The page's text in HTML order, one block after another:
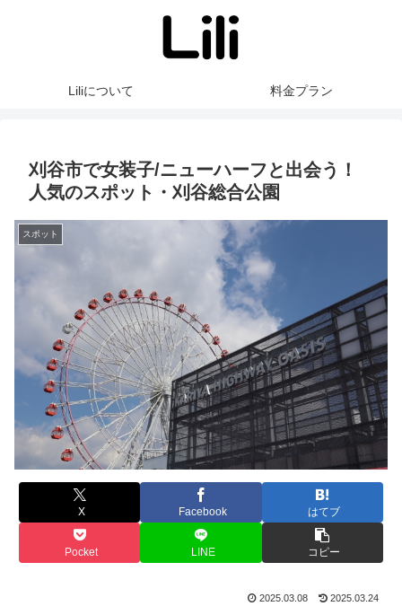
Liliについて 料金プラン
刈谷市で女装子/ニューハーフと出会う！
人気のスポット・刈谷総合公園
スポット
X Facebook はてブ
Pocket LINE コピー
2025.03.08 2025.03.24